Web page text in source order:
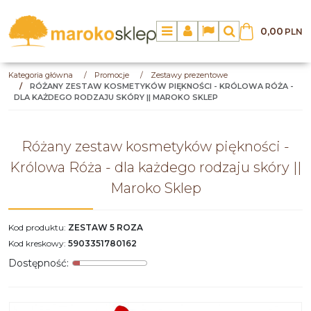
MenuPanelLangSzukaj
0,00 PLN
Kategoria główna / Promocje /
Zestawy prezentowe
/
RÓŻANY ZESTAW KOSMETYKÓW PIĘKNOŚCI - KRÓLOWA RÓŻA -
DLA KAŻDEGO RODZAJU SKÓRY || MAROKO SKLEP
Różany zestaw kosmetyków piękności -
Królowa Róża - dla każdego rodzaju skóry ||
Maroko Sklep
Kod produktu: ZESTAW 5 ROZA
Kod kreskowy: 5903351780162
Dostępność: